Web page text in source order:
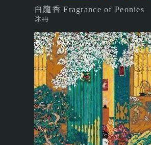
白龍香 Fragrance of Peonies
沐冉